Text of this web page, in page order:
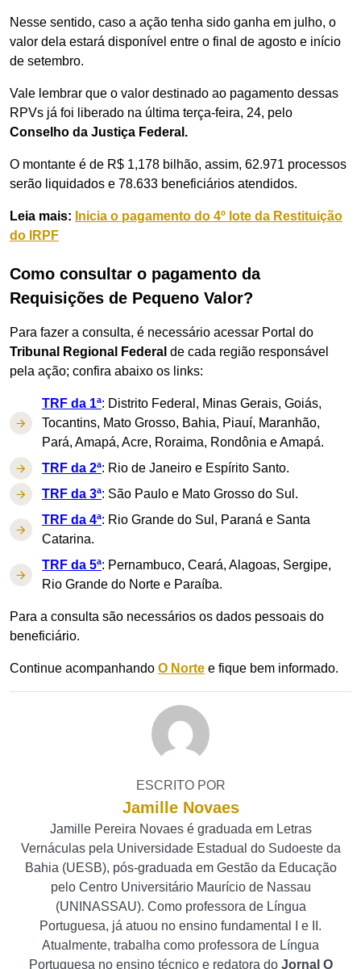
Nesse sentido, caso a ação tenha sido ganha em julho, o
valor dela estará disponível entre o final de agosto e início
de setembro.
Vale lembrar que o valor destinado ao pagamento dessas
RPVs já foi liberado na última terça-feira, 24, pelo
Conselho da Justiça Federal.
O montante é de R$ 1,178 bilhão, assim, 62.971 processos
serão liquidados e 78.633 beneficiários atendidos.
Leia mais: Inicia o pagamento do 4º lote da Restituição
do IRPF
Como consultar o pagamento da
Requisições de Pequeno Valor?
Para fazer a consulta, é necessário acessar Portal do
Tribunal Regional Federal de cada região responsável
pela ação; confira abaixo os links:
TRF da 1ª: Distrito Federal, Minas Gerais, Goiás,
Tocantins, Mato Grosso, Bahia, Piauí, Maranhão,
Pará, Amapá, Acre, Roraima, Rondônia e Amapá.
TRF da 2ª: Rio de Janeiro e Espírito Santo.
TRF da 3ª: São Paulo e Mato Grosso do Sul.
TRF da 4ª: Rio Grande do Sul, Paraná e Santa
Catarina.
TRF da 5ª: Pernambuco, Ceará, Alagoas, Sergipe,
Rio Grande do Norte e Paraíba.
Para a consulta são necessários os dados pessoais do
beneficiário.
Continue acompanhando O Norte e fique bem informado.
ESCRITO POR
Jamille Novaes
Jamille Pereira Novaes é graduada em Letras
Vernáculas pela Universidade Estadual do Sudoeste da
Bahia (UESB), pós-graduada em Gestão da Educação
pelo Centro Universitário Maurício de Nassau
(UNINASSAU). Como professora de Língua
Portuguesa, já atuou no ensino fundamental I e II.
Atualmente, trabalha como professora de Língua
Portuguesa no ensino técnico e redatora do Jornal O